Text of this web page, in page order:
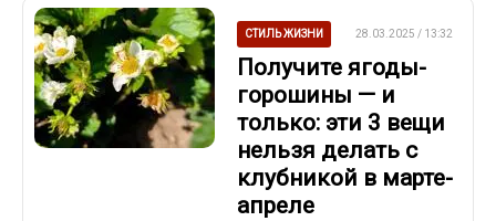
СТИЛЬ ЖИЗНИ 28.03.2025 / 13:32
Получите ягоды-
горошины — и
только: эти 3 вещи
нельзя делать с
клубникой в марте-
апреле